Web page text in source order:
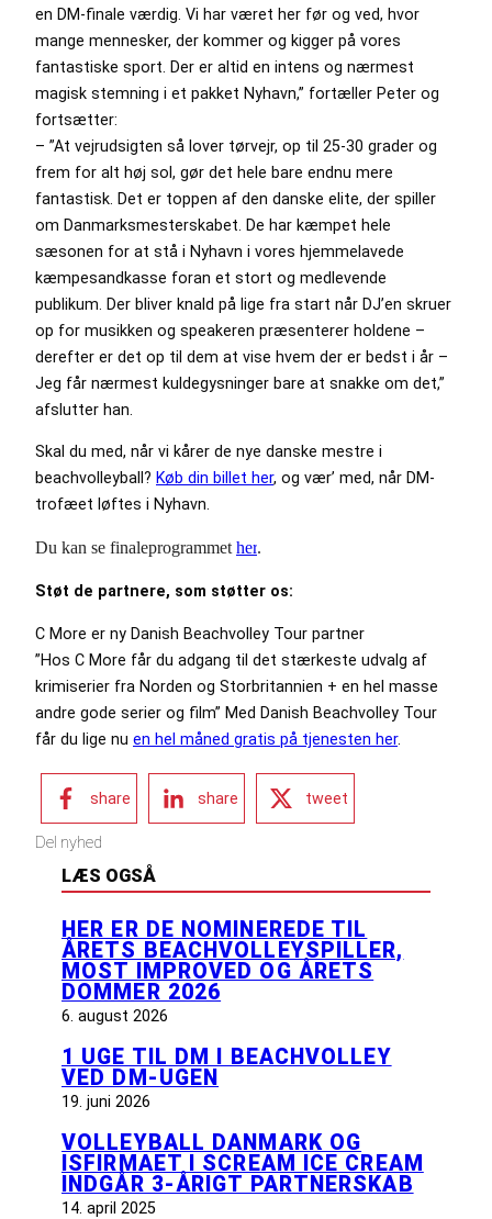
en DM-finale værdig. Vi har været her før og ved, hvor
mange mennesker, der kommer og kigger på vores
fantastiske sport. Der er altid en intens og nærmest
magisk stemning i et pakket Nyhavn,” fortæller Peter og
fortsætter:
– ”At vejrudsigten så lover tørvejr, op til 25-30 grader og
frem for alt høj sol, gør det hele bare endnu mere
fantastisk. Det er toppen af den danske elite, der spiller
om Danmarksmesterskabet. De har kæmpet hele
sæsonen for at stå i Nyhavn i vores hjemmelavede
kæmpesandkasse foran et stort og medlevende
publikum. Der bliver knald på lige fra start når DJ’en skruer
op for musikken og speakeren præsenterer holdene –
derefter er det op til dem at vise hvem der er bedst i år –
Jeg får nærmest kuldegysninger bare at snakke om det,”
afslutter han.
Skal du med, når vi kårer de nye danske mestre i
beachvolleyball? Køb din billet her, og vær’ med, når DM-
trofæet løftes i Nyhavn.
Du kan se finaleprogrammet her.
Støt de partnere, som støtter os:
C More er ny Danish Beachvolley Tour partner
”Hos C More får du adgang til det stærkeste udvalg af
krimiserier fra Norden og Storbritannien + en hel masse
andre gode serier og film” Med Danish Beachvolley Tour
får du lige nu en hel måned gratis på tjenesten her.
share share tweet
Del nyhed
LÆS OGSÅ
HER ER DE NOMINEREDE TIL
ÅRETS BEACHVOLLEYSPILLER,
MOST IMPROVED OG ÅRETS
DOMMER 2026
6. august 2026
1 UGE TIL DM I BEACHVOLLEY
VED DM-UGEN
19. juni 2026
VOLLEYBALL DANMARK OG
ISFIRMAET I SCREAM ICE CREAM
INDGÅR 3-ÅRIGT PARTNERSKAB
14. april 2025